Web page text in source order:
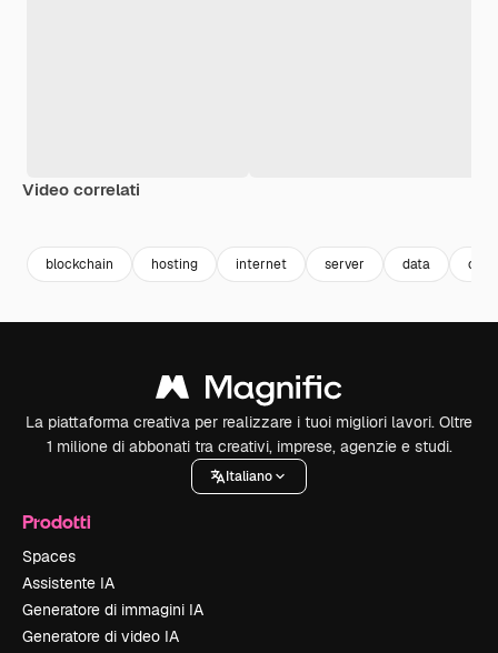
Video correlati
blockchain hosting internet server data
La piattaforma creativa per realizzare i tuoi migliori lavori. Oltre
1 milione di abbonati tra creativi, imprese, agenzie e studi.
Italiano
Prodotti
Spaces
Assistente IA
Generatore di immagini IA
Generatore di video IA